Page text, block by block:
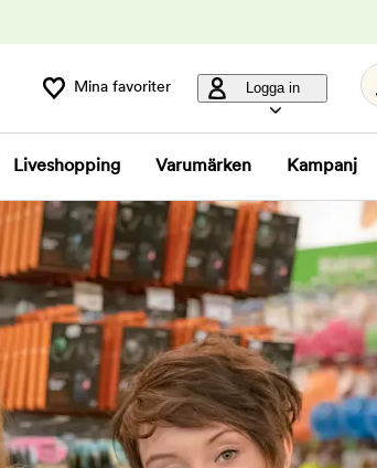
Mina favoriter Logga in
Liveshopping Varumärken Kampanj